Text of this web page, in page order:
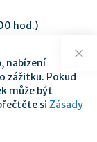
hod.)
nabízení
zážitku. Pokud
může být
si Zásady